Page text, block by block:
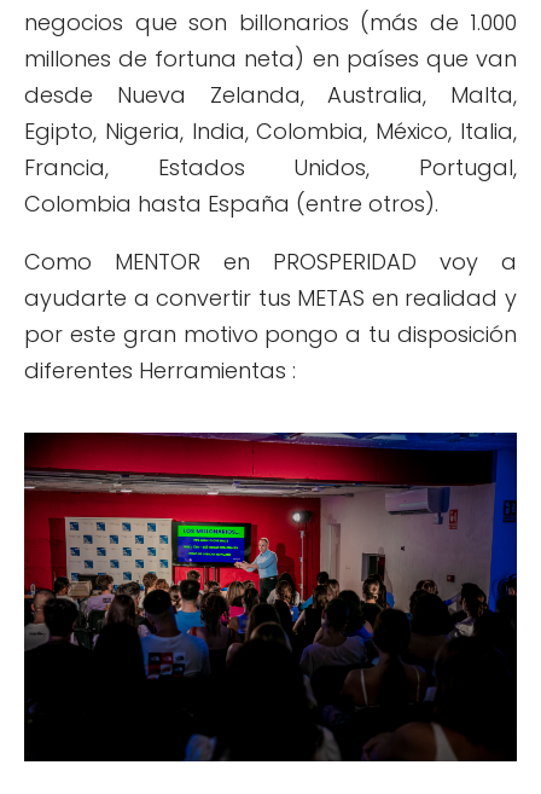
negocios que son billonarios (más de 1.000
millones de fortuna neta) en países que van
desde Nueva Zelanda, Australia, Malta,
Egipto, Nigeria, India, Colombia, México, Italia,
Francia, Estados Unidos, Portugal,
Colombia hasta España (entre otros).
Como MENTOR en PROSPERIDAD voy a
ayudarte a convertir tus METAS en realidad y
por este gran motivo pongo a tu disposición
diferentes Herramientas :